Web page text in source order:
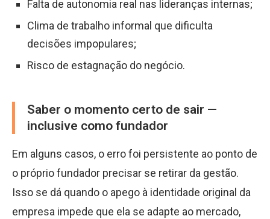
Falta de autonomia real nas lideranças internas;
Clima de trabalho informal que dificulta
decisões impopulares;
Risco de estagnação do negócio.
Saber o momento certo de sair —
inclusive como fundador
Em alguns casos, o erro foi persistente ao ponto de
o próprio fundador precisar se retirar da gestão.
Isso se dá quando o apego à identidade original da
empresa impede que ela se adapte ao mercado,